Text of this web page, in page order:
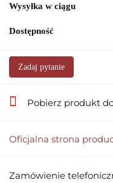
Wysyłka w ciągu
Dostępność
Zadaj pytanie
Pobierz produkt
Oficjalna strona
Zamówienie